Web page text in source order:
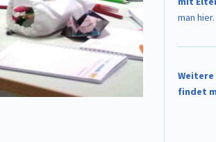
man hier.
Weitere
findet